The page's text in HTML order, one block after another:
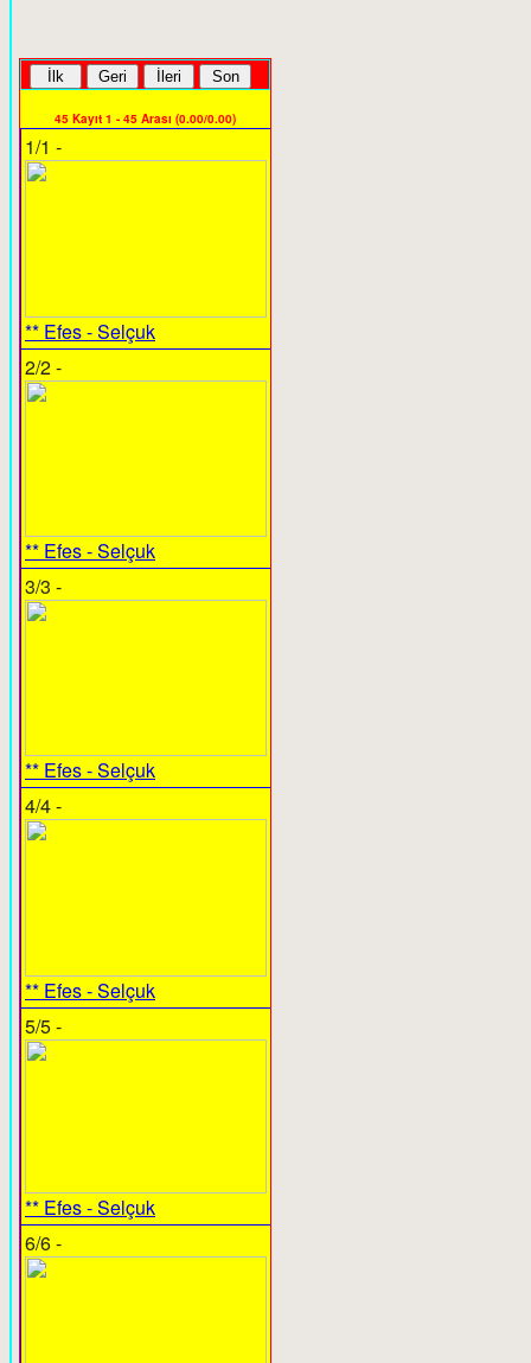
45 Kayıt 1 - 45 Arası (0.00/0.00)
1/1 -
** Efes - Selçuk
2/2 -
** Efes - Selçuk
3/3 -
** Efes - Selçuk
4/4 -
** Efes - Selçuk
5/5 -
** Efes - Selçuk
6/6 -